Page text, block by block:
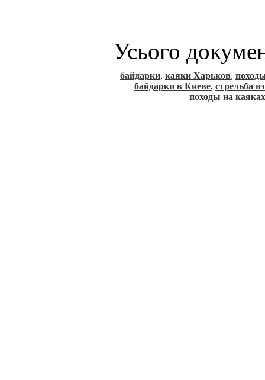
Усього
байдарки, каяки Харьков,
байдарки в Киеве, стрельба
походы на каяках